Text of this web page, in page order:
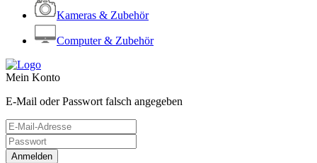
Kameras & Zubehör
Computer & Zubehör
Mein Konto
E-Mail oder Passwort falsch angegeben